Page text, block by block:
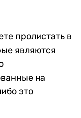
пролистать в
являются
на
это